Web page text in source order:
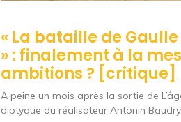
« La bataille de
» : finalement à la
ambitions ? [critique]
À peine un mois après la sortie de
diptyque du réalisateur Antonin Baudry